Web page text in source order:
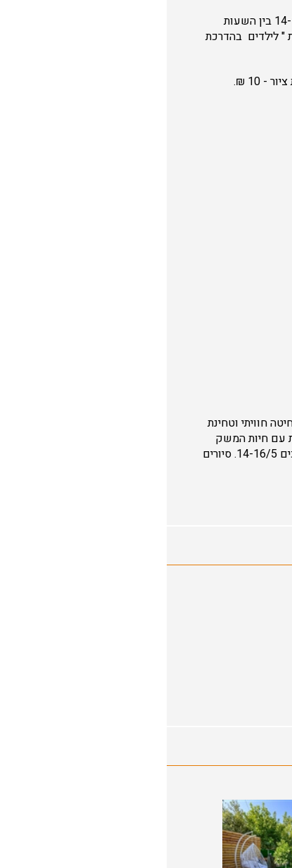
במושב בני עטרות נמצא יקב 'וילה וילהלמה' המתמחים בייצור יינות בוטיק ו בימי החג בתאריכים 14-16/5 בין השעות
" לילדים בהדרכת
מחיר החוויה : יין וגבינות – החל מ 30 ₪ / סלסלת פיקניק עם גבינות, לחמים ויין. החל מ 120 ₪ / סדנת ציור - 10 ₪.
חוויתי וטחינת
עם חיות המשק
של החווה. הפעילות מתקיימת בכל השבתות של חודשי האביב (אפריל, מאי ויוני) ובימי שבועות בתאריכים 14-16/5. סיורים